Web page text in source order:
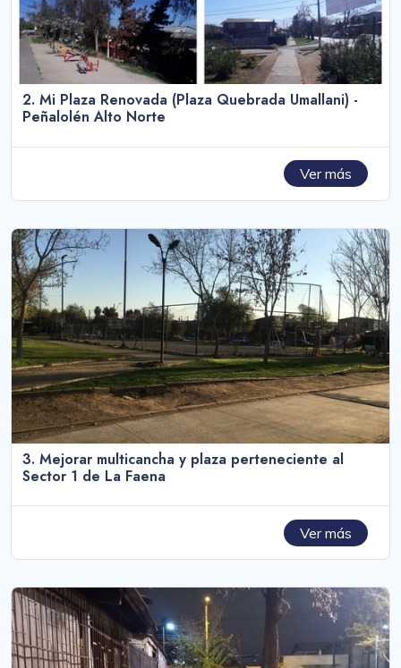
2. Mi Plaza Renovada (Plaza Quebrada Umallani) -
Peñalolén Alto Norte
Ver más
3. Mejorar multicancha y plaza perteneciente al
Sector 1 de La Faena
Ver más